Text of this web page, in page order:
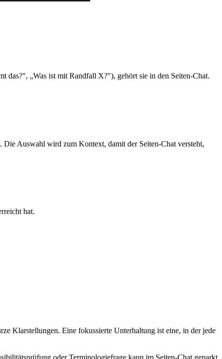
das?", „Was ist mit Randfall X?"), gehört sie in den Seiten-Chat.
Auswahl wird zum Kontext, damit der Seiten-Chat versteht,
hat.
Klarstellungen. Eine fokussierte Unterhaltung ist eine, in der jede